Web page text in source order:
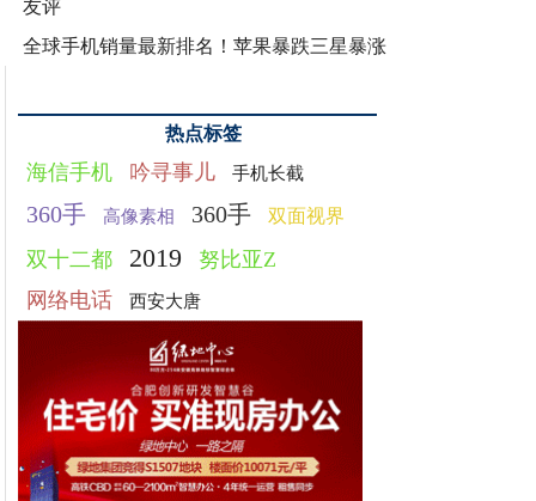
友评
全球手机销量最新排名！苹果暴跌三星暴涨
热点标签
海信手机 吟寻事儿 手机长截
360手 高像素相 360手 双面视界
双十二都 2019
努比亚Z
网络电话
西安大唐